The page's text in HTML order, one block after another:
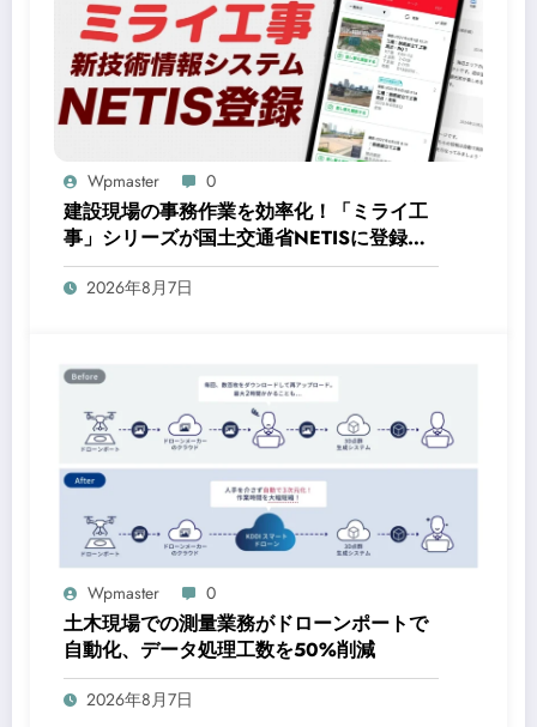
Wpmaster 0
建設現場の事務作業を効率化！「ミライ工
事」シリーズが国土交通省NETISに登録さ
れ、作業時間を約3分の1に短縮
2026年8月7日
Wpmaster 0
土木現場での測量業務がドローンポートで
自動化、データ処理工数を50%削減
2026年8月7日